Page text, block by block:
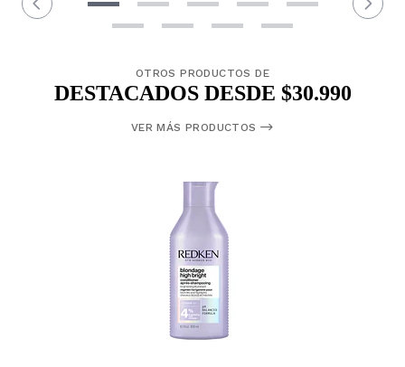
OTROS PRODUCTOS DE
DESTACADOS DESDE $30.990
VER MÁS PRODUCTOS